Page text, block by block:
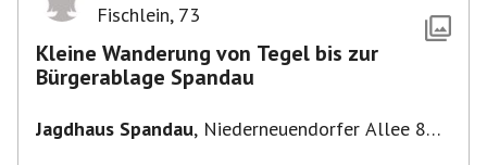
Fischlein, 73
Kleine Wanderung von Tegel bis zur
Bürgerablage Spandau
Jagdhaus Spandau, Niederneuendorfer Allee 80,